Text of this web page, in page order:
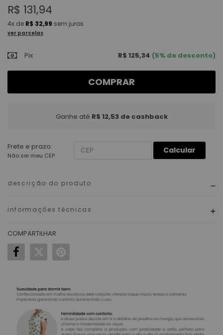
R$ 131,94
4x de R$ 32,99 sem juros
ver parcelas
Pix R$ 125,34 (5% de desconto)
COMPRAR
Ganhe até R$ 12,53de cashback
Frete e prazo:
Não sei meu CEP
Calcular
descrição do produto
informações técnicas
COMPARTILHAR